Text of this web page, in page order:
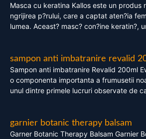
Masca cu keratina Kallos este un produs
ngrijirea p?rului, care a captat aten?ia
lumea. Aceast? masc? con?ine keratin?,
sampon anti imbatranire revalid
Sampon anti imbatranire Revalid 200ml
o componenta importanta a frumusetii
unul dintre primele lucruri observate de
garnier botanic therapy balsam
Garner Botanic Therapy Balsam Garnier